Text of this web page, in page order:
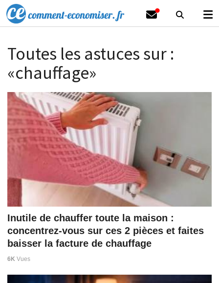
Toutes les astuces sur :
«chauffage»
Inutile de chauffer toute la maison :
concentrez-vous sur ces 2 pièces et faites
baisser la facture de chauffage
6K Vues